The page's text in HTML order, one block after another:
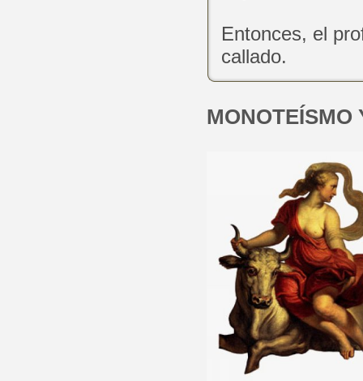
Entonces, el
callado.
MONOTEÍSMO